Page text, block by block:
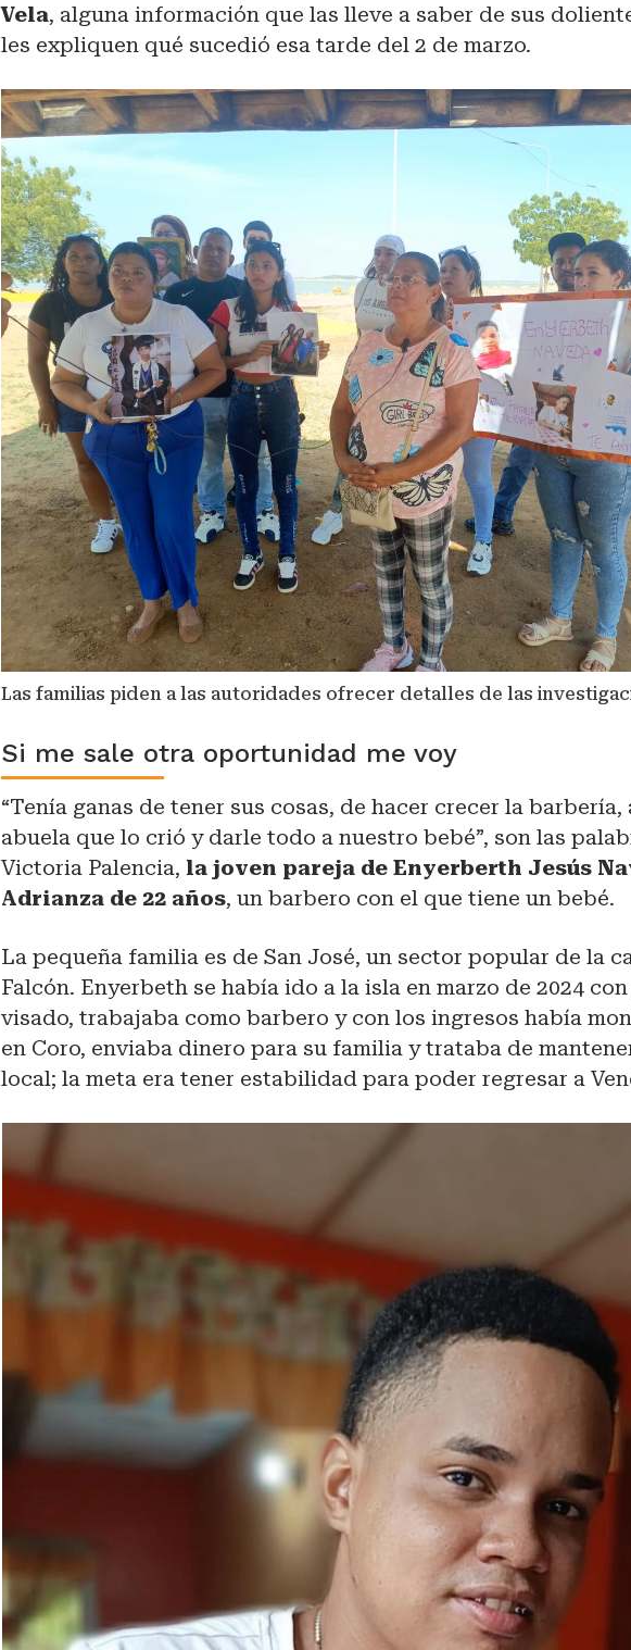
Vela, alguna información que las lleve a saber de sus
les expliquen qué sucedió esa tarde del 2 de marzo.
Las familias piden a las autoridades ofrecer detalles de las
Si me sale otra oportunidad me voy
“Tenía ganas de tener sus cosas, de hacer crecer la barbería,
abuela que lo crió y darle todo a nuestro bebé”, son las
Victoria Palencia, la joven pareja de Enyerberth Jesús
Adrianza de 22 años, un barbero con el que tiene un bebé.
La pequeña familia es de San José, un sector popular de la
Falcón. Enyerbeth se había ido a la isla en marzo de 2024
visado, trabajaba como barbero y con los ingresos había
en Coro, enviaba dinero para su familia y trataba de
local; la meta era tener estabilidad para poder regresar a